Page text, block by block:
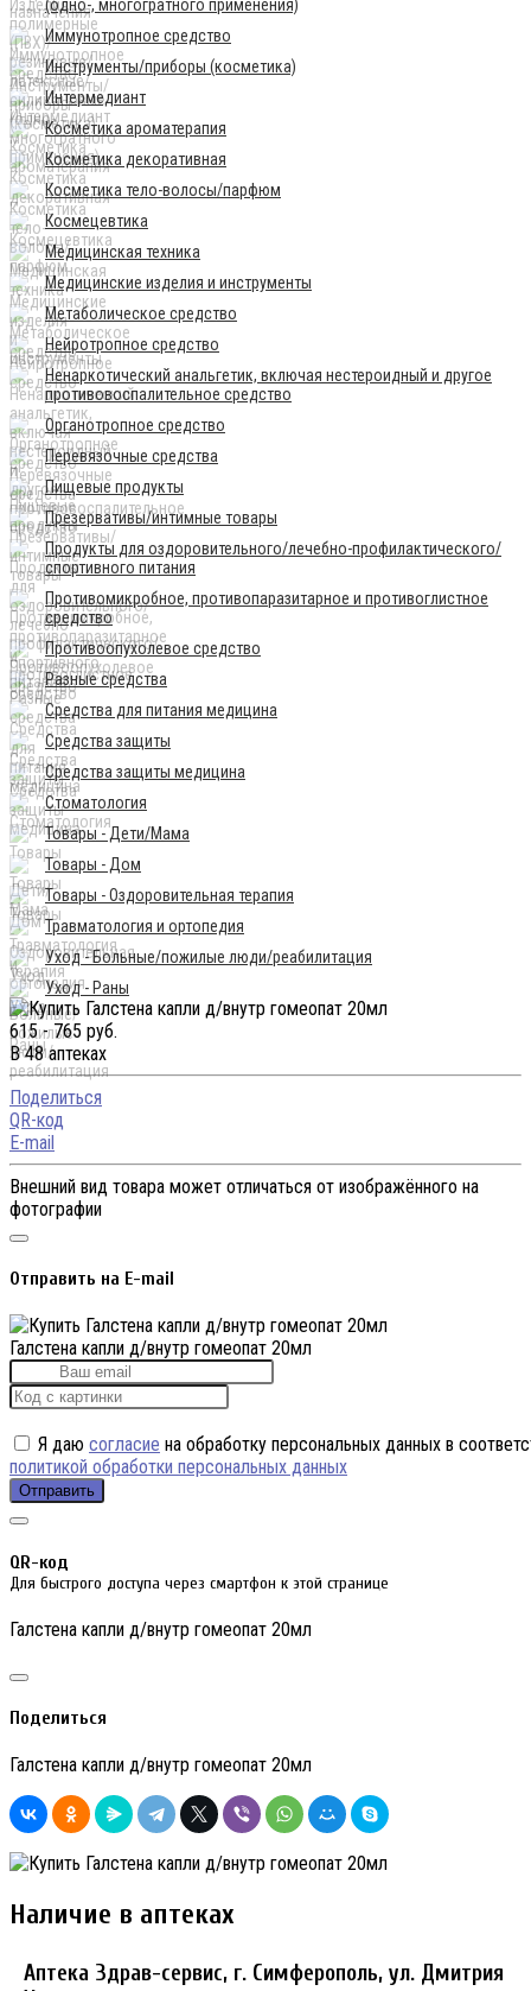
(одно-, многогратного применения)
Иммунотропное средство
Инструменты/приборы (косметика)
Интермедиант
Косметика ароматерапия
Косметика декоративная
Косметика тело-волосы/парфюм
Космецевтика
Медицинская техника
Медицинские изделия и инструменты
Метаболическое средство
Нейротропное средство
Ненаркотический анальгетик, включая нестероидный и другое
противовоспалительное средство
Органотропное средство
Перевязочные средства
Пищевые продукты
Презервативы/интимные товары
Продукты для оздоровительного/лечебно-профилактического/
спортивного питания
Противомикробное, противопаразитарное и противоглистное
средство
Противоопухолевое средство
Разные средства
Средства для питания медицина
Средства защиты
Средства защиты медицина
Стоматология
Товары - Дети/Мама
Товары - Дом
Товары - Оздоровительная терапия
Травматология и ортопедия
Уход - Больные/пожилые люди/реабилитация
Уход - Раны
615 - 765 руб.
В 48 аптеках
Поделиться
QR-код
E-mail
Внешний вид товара может отличаться от изображённого на
фотографии
Отправить на E-mail
Галстена капли д/внутр гомеопат 20мл
Я даю согласие на обработку персональных данных в
политикой обработки персональных данных
Отправить
QR-код
Для быстрого доступа через смартфон к этой странице
Галстена капли д/внутр гомеопат 20мл
Поделиться
Галстена капли д/внутр гомеопат 20мл
Наличие в аптеках
Аптека Здрав-сервис, г. Симферополь, ул. Дмитрия